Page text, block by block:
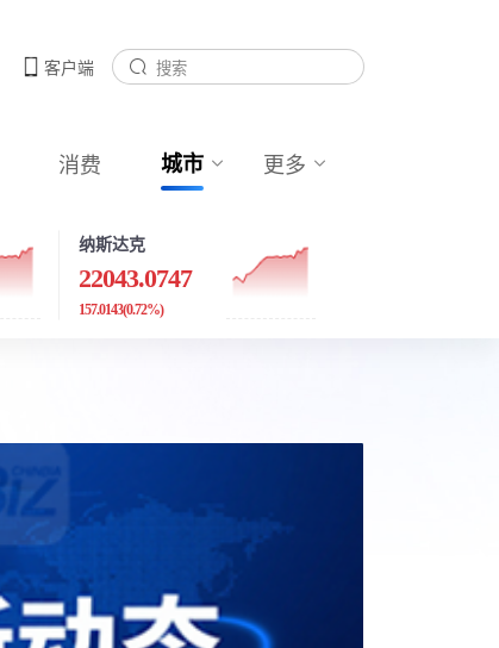
客户端
消费 城市 更多
纳斯达克
22043.0747
157.0143(0.72%)